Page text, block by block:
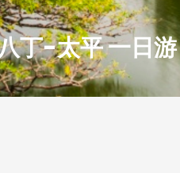
丁-太平 一日游